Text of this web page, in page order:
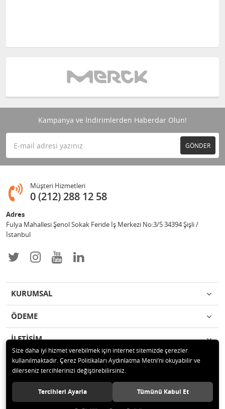
Kampanya ve İndirimlerden Haberdar Olun!
GÖNDER
Müşteri Hizmetleri
0 (212) 288 12 58
Adres
Fulya Mahallesi Şenol Sokak Feride İş Merkezi No:3/5 34394 Şişli /
İstanbul
KURUMSAL
ÖDEME
İLETİŞİM
© 2019 Enotek Mühendislik ve Danışmalık Hizm. San. ve Tic. A.Ş. Tüm
hakları saklıdır.
Size daha iyi hizmet verebilmek için internet sitemizde çerezler
kullanılmaktadır. Çerez Politikaları Aydınlatma Metni’ni okuyabilir ve
dilerseniz tercihlerinizi değiştirebilirsiniz.
Tercihleri Ayarla Tümünü Kabul Et